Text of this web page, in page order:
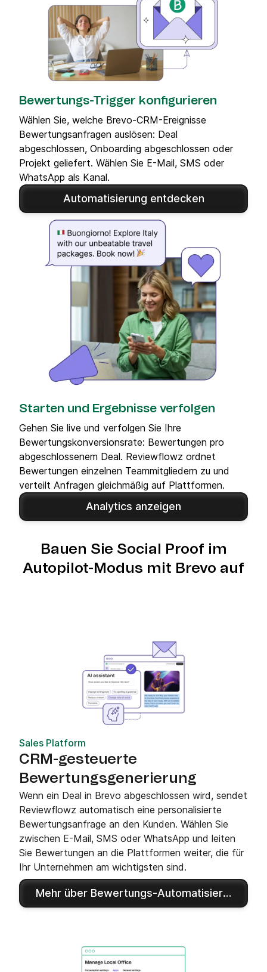
Bewertungs-Trigger konfigurieren
Wählen Sie, welche Brevo-CRM-Ereignisse
Bewertungsanfragen auslösen: Deal
abgeschlossen, Onboarding abgeschlossen oder
Projekt geliefert. Wählen Sie E-Mail, SMS oder
WhatsApp als Kanal.
Automatisierung entdecken
Starten und Ergebnisse verfolgen
Gehen Sie live und verfolgen Sie Ihre
Bewertungskonversionsrate: Bewertungen pro
abgeschlossenem Deal. Reviewflowz ordnet
Bewertungen einzelnen Teammitgliedern zu und
verteilt Anfragen gleichmäßig auf Plattformen.
Analytics anzeigen
Bauen Sie Social Proof im
Autopilot-Modus mit Brevo auf
Sales Platform
CRM-gesteuerte
Bewertungsgenerierung
Wenn ein Deal in Brevo abgeschlossen wird, sendet
Reviewflowz automatisch eine personalisierte
Bewertungsanfrage an den Kunden. Wählen Sie
zwischen E-Mail, SMS oder WhatsApp und leiten
Sie Bewertungen an die Plattformen weiter, die für
Ihr Unternehmen am wichtigsten sind.
Mehr über Bewertungs-Automatisierung